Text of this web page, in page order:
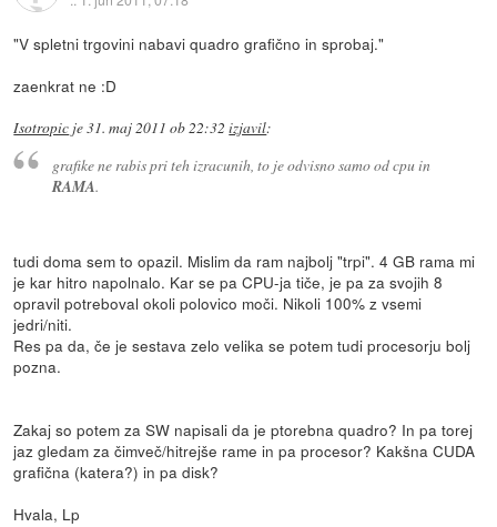
"V spletni trgovini nabavi quadro grafično in sprobaj."
zaenkrat ne :D
Isotropic je31. maj 2011 ob 22:32 izjavil:
grafike ne rabis pri teh izracunih, to je odvisno samo od cpu in
RAMA.
tudi doma sem to opazil. Mislim da ram najbolj "trpi". 4 GB rama mi
je kar hitro napolnalo. Kar se pa CPU-ja tiče, je pa za svojih 8
opravil potreboval okoli polovico moči. Nikoli 100% z vsemi
jedri/niti.
Res pa da, če je sestava zelo velika se potem tudi procesorju bolj
pozna.
Zakaj so potem za SW napisali da je ptorebna quadro? In pa torej
jaz gledam za čimveč/hitrejše rame in pa procesor? Kakšna CUDA
grafična (katera?) in pa disk?
Hvala, Lp